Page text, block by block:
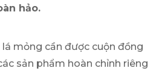
hảo.
lá mỏng cần được cuộn đồng
sản phẩm hoàn chỉnh riêng